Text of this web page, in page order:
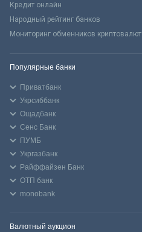
Кредит онлайн
Народный рейтинг банков
Мониторинг обменников криптовалют
Популярные банки
Приватбанк
Укрсиббанк
Ощадбанк
Сенс Банк
ПУМБ
Укргазбанк
Райффайзен Банк
ОТП банк
monobank
Валютный аукцион